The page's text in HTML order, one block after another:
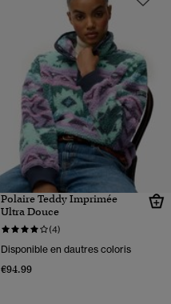
Polaire Teddy Imprimée
Ultra Douce
(4)
Disponible en dautres coloris
€94.99